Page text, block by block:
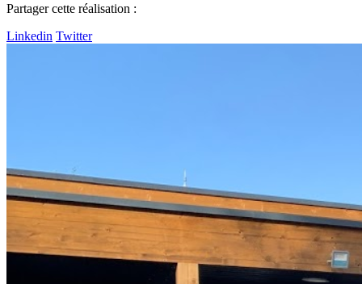
Partager cette réalisation :
Linkedin Twitter